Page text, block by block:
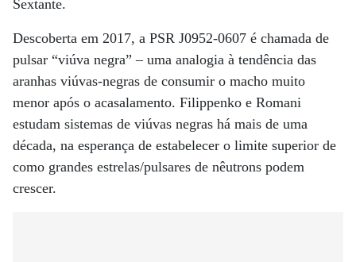
Sextante.
Descoberta em 2017, a PSR J0952-0607 é chamada de
pulsar “viúva negra” – uma analogia à tendência das
aranhas viúvas-negras de consumir o macho muito
menor após o acasalamento. Filippenko e Romani
estudam sistemas de viúvas negras há mais de uma
década, na esperança de estabelecer o limite superior de
como grandes estrelas/pulsares de nêutrons podem
crescer.